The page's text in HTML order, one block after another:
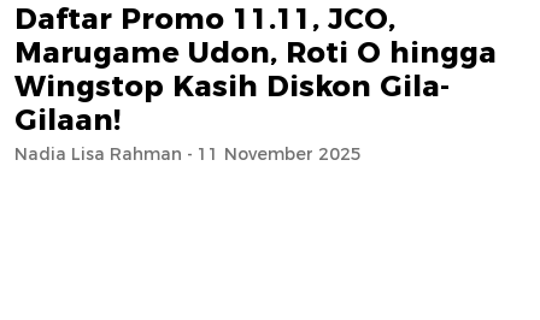
Daftar Promo 11.11, JCO,
Marugame Udon, Roti O hingga
Wingstop Kasih Diskon Gila-
Gilaan!
Nadia Lisa Rahman - 11 November 2025